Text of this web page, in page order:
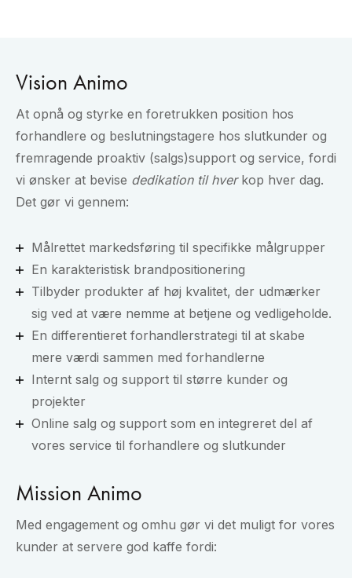
Vision Animo
At opnå og styrke en foretrukken position hos
forhandlere og beslutningstagere hos slutkunder og
fremragende proaktiv (salgs)support og service, fordi
vi ønsker at bevise dedikation til hverkop hver dag.
Det gør vi gennem:
Målrettet markedsføring til specifikke målgrupper
En karakteristisk brandpositionering
Tilbyder produkter af høj kvalitet, der udmærker
sig ved at være nemme at betjene og vedligeholde.
En differentieret forhandlerstrategi til at skabe
mere værdi sammen med forhandlerne
Internt salg og support til større kunder og
projekter
Online salg og support som en integreret del af
vores service til forhandlere og slutkunder
Mission Animo
Med engagement og omhu gør vi det muligt for vores
kunder at servere god kaffe fordi: